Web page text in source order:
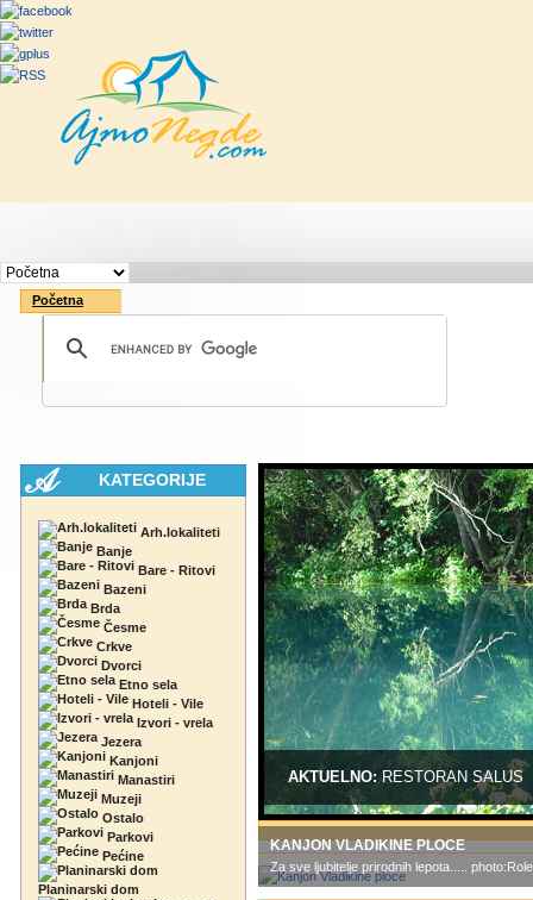
Početna
KATEGORIJE
Arh.lokaliteti
Banje
Bare - Ritovi
Bazeni
Brda
Česme
Crkve
Dvorci
Etno sela
Hoteli - Vile
Izvori - vrela
Jezera
Kanjoni
Manastiri
Muzeji
Ostalo
Parkovi
Pećine
Planinarski dom
AKTUELNO:RESTORAN SALUS
KANJON VLADIKINE PLOCE
Za sve ljubitelje prirodnih lepota.....